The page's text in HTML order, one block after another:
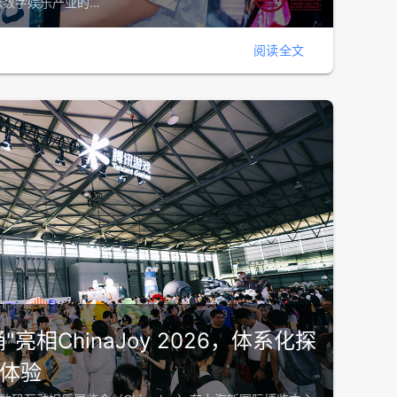
阅读全文
"亮相ChinaJoy 2026，体系化探
验